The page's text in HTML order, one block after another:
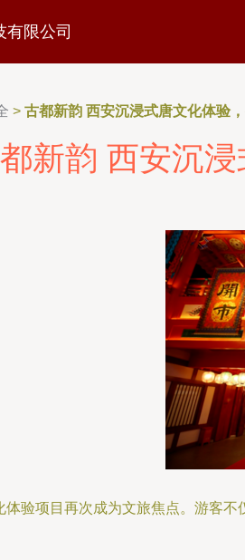
限公司
> 古都新韵 西安沉浸式唐文化体验
新韵 西安沉
验项目再次成为文旅焦点。游客